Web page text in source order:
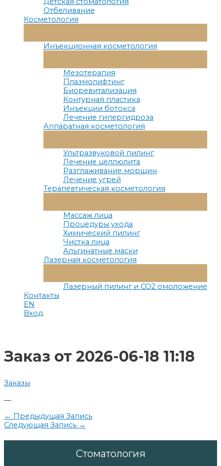
Отбеливание
Косметология
Меню
Инъекционная косметология
Меню
Мезотерапия
Плазмолифтинг
Биоревитализация
Контурная пластика
Инъекции ботокса
Лечение гипергидроза
Аппаратная косметология
Меню
Ультразвуковой пилинг
Лечение целлюлита
Разглаживание морщин
Лечение угрей
Терапевтическая косметология
Меню
Массаж лица
Процедуры ухода
Химический пилинг
Чистка лица
Альгинатные маски
Лазерная косметология
Меню
Лазерный пилинг и СО2 омоложение
Контакты
EN
Вход
Заказ от 2026-06-18 11:18
Заказы
—
Навигация
по
← Предыдущая Запись
Следующая Запись →
Стоматология